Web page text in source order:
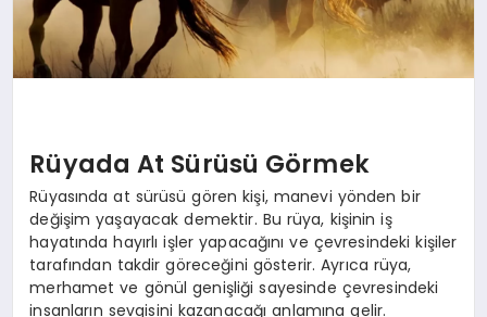
Rüyada At Sürüsü Görmek
Rüyasında at sürüsü gören kişi, manevi yönden bir
değişim yaşayacak demektir. Bu rüya, kişinin iş
hayatında hayırlı işler yapacağını ve çevresindeki kişiler
tarafından takdir göreceğini gösterir. Ayrıca rüya,
merhamet ve gönül genişliği sayesinde çevresindeki
insanların sevgisini kazanacağı anlamına gelir.